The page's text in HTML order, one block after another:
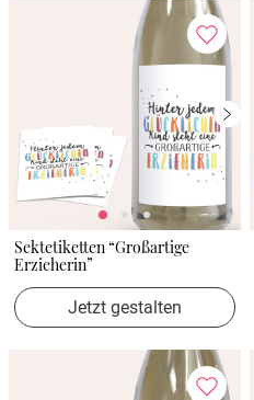
Sektetiketten “Großartige
Erzieherin”
Jetzt gestalten